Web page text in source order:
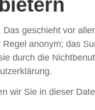
geschieht vor
anonym; das
durch die
wir Sie in dieser